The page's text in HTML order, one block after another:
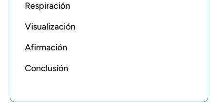
Respiración
Visualización
Afirmación
Conclusión